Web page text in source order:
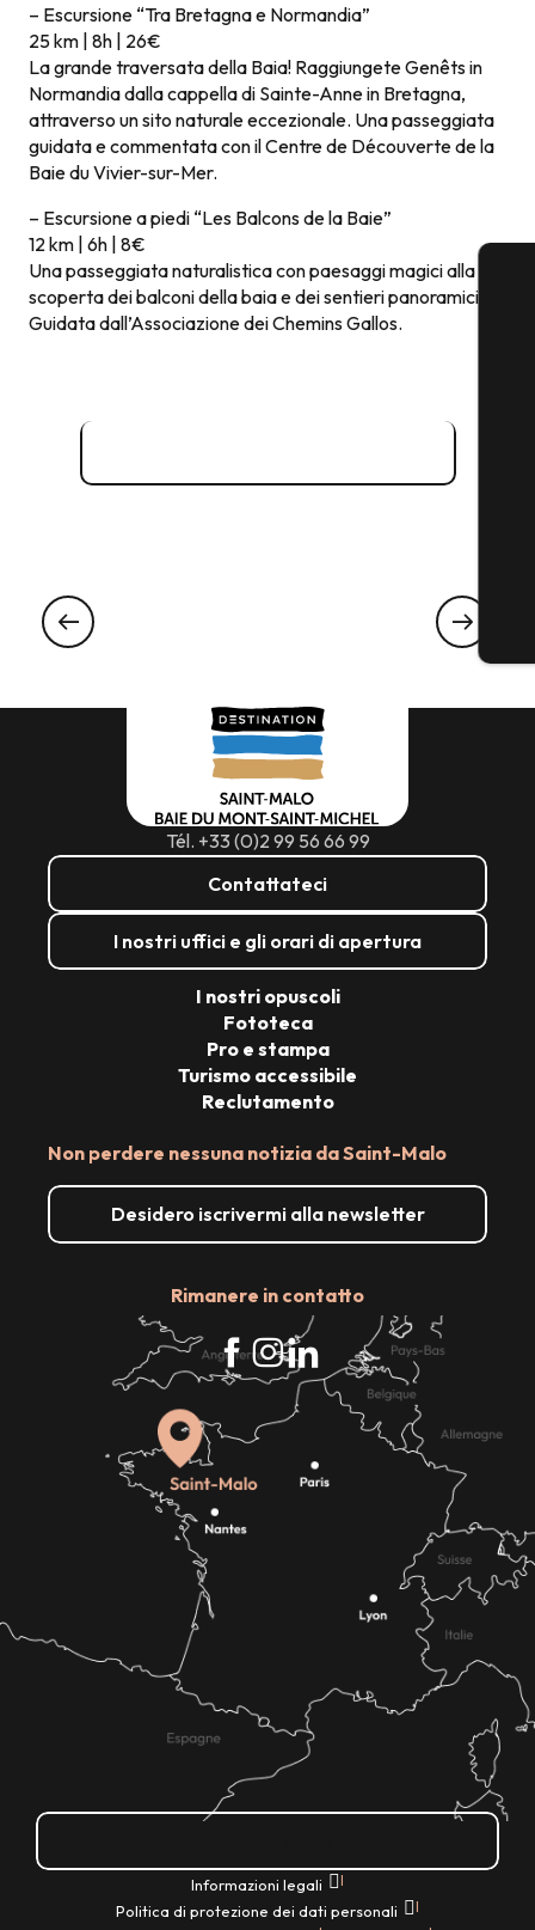
– Escursione “Tra Bretagna e Normandia”
25 km | 8h | 26€
La grande traversata della Baia! Raggiungete Genêts in
Normandia dalla cappella di Sainte-Anne in Bretagna,
attraverso un sito naturale eccezionale. Una passeggiata
guidata e commentata con il Centre de Découverte de la
Baie du Vivier-sur-Mer.
– Escursione a piedi “Les Balcons de la Baie”
12 km | 6h | 8€
Una passeggiata naturalistica con paesaggi magici alla
scoperta dei balconi della baia e dei sentieri panoramici.
Guidata dall’Associazione dei Chemins Gallos.
FESTIVAL
Tél. +33 (0)2 99 56 66 99
Contattateci
I nostri uffici e gli orari di apertura
Non perdere nessuna notizia da Saint-Malo
Desidero iscrivermi alla newsletter
Rimanere in contatto
I nostri opuscoli
Fototeca
Pro e stampa
Turismo accessibile
Reclutamento
Informazioni legali |
Politica di protezione dei dati personali |